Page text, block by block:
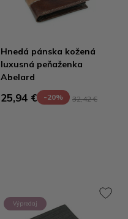
Hnedá pánska kožená
luxusná peňaženka
Abelard
25,94 € -20% 32,42 €
Výpredaj